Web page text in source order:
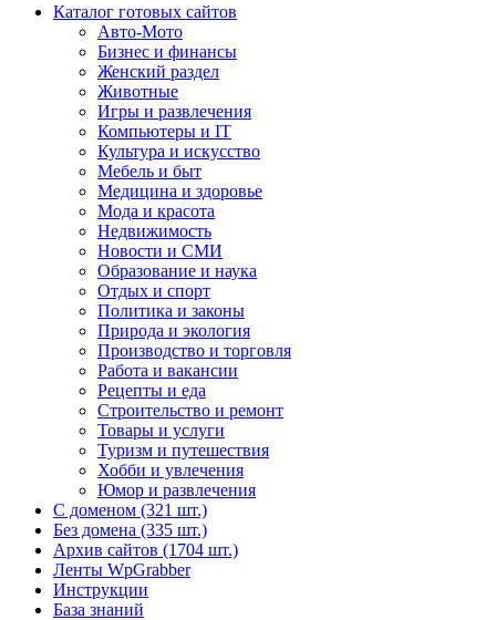
Каталог готовых сайтов
Авто-Мото
Бизнес и финансы
Женский раздел
Животные
Игры и развлечения
Компьютеры и IT
Культура и искусство
Мебель и быт
Медицина и здоровье
Мода и красота
Недвижимость
Новости и СМИ
Образование и наука
Отдых и спорт
Политика и законы
Природа и экология
Производство и торговля
Работа и вакансии
Рецепты и еда
Строительство и ремонт
Товары и услуги
Туризм и путешествия
Хобби и увлечения
Юмор и развлечения
С доменом (321 шт.)
Без домена (335 шт.)
Архив сайтов (1704 шт.)
Ленты WpGrabber
Инструкции
База знаний